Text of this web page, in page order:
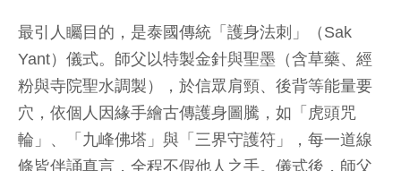
最引人矚目的，是泰國傳統「護身法刺」（Sak
Yant）儀式。師父以特製金針與聖墨（含草藥、經
粉與寺院聖水調製），於信眾肩頸、後背等能量要
穴，依個人因緣手繪古傳護身圖騰，如「虎頭咒
輪」、「九峰佛塔」與「三界守護符」，每一道線
條皆伴誦真言，全程不假他人之手。儀式後，師父